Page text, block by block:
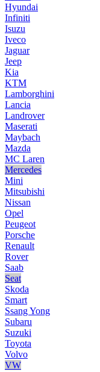
Hyundai
Infiniti
Isuzu
Iveco
Jaguar
Jeep
Kia
KTM
Lamborghini
Lancia
Landrover
Maserati
Maybach
Mazda
MC Laren
Mercedes
Mini
Mitsubishi
Nissan
Opel
Peugeot
Porsche
Renault
Rover
Saab
Seat
Skoda
Smart
Ssang Yong
Subaru
Suzuki
Toyota
Volvo
VW